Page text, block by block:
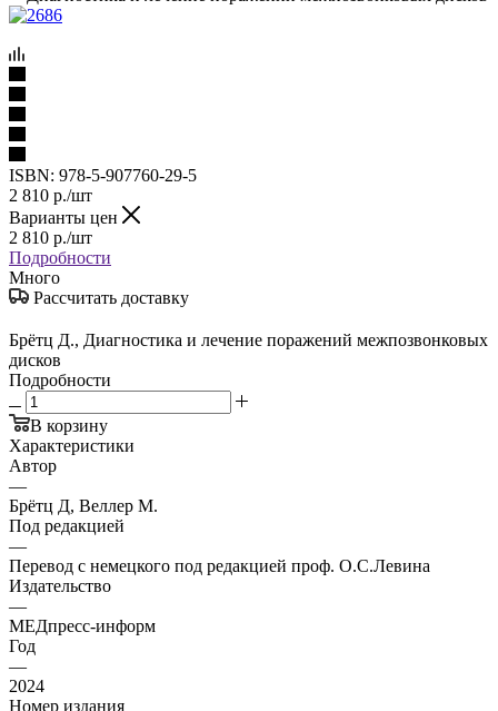
ISBN: 978-5-907760-29-5
2 810 р./шт
Варианты цен
2 810 р./шт
Подробности
Много
Рассчитать доставку
Брётц Д., Диагностика и лечение поражений межпозвонковых
дисков
Подробности
В корзину
Характеристики
Автор
—
Брётц Д, Веллер М.
Под редакцией
—
Перевод с немецкого под редакцией проф. О.С.Левина
Издательство
—
МЕДпресс-информ
Год
—
2024
Номер издания